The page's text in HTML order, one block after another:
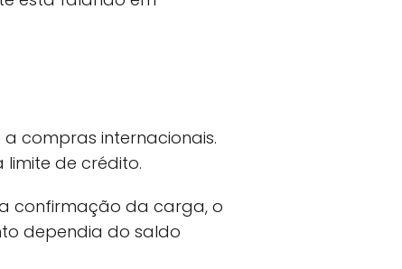
compras internacionais.
de crédito.
confirmação da carga, o
dependia do saldo